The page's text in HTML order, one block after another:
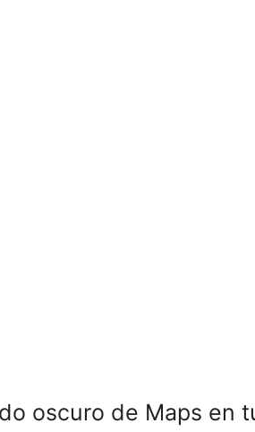
oscuro de Maps en